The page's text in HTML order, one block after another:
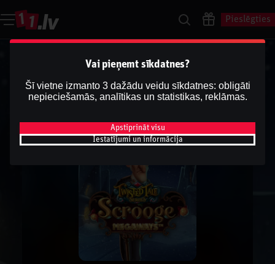
Pieslēgties
Vai pieņemt sīkdatnes?
Šī vietne izmanto 3 dažādu veidu sīkdatnes: obligāti
nepieciešamās, analītikas un statistikas, reklāmas.
Apstiprināt visu
Iestatījumi un informācija